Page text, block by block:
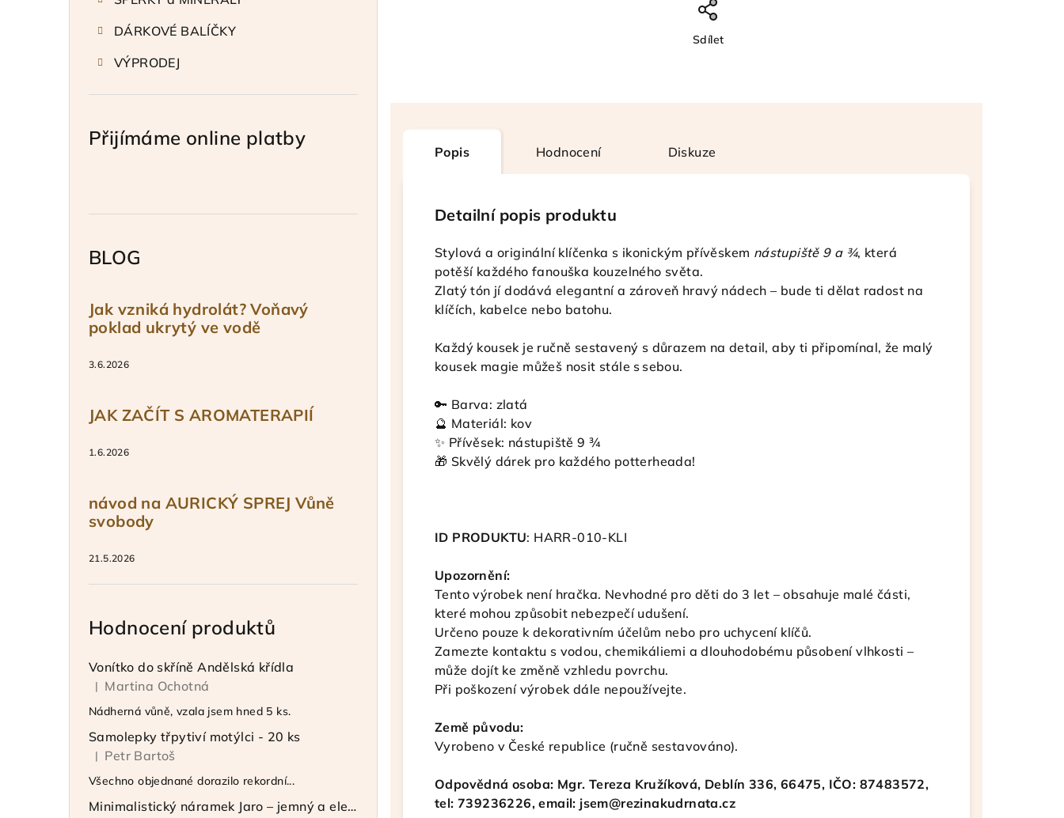
DÁRKOVÉ BALÍČKY
VÝPRODEJ
Přijímáme online platby
BLOG
Jak vzniká hydrolát? Voňavý
poklad ukrytý ve vodě
3.6.2026
JAK ZAČÍT S AROMATERAPIÍ
1.6.2026
návod na AURICKÝ SPREJ Vůně
svobody
21.5.2026
Hodnocení produktů
Vonítko do skříně Andělská křídla
Hodnocení produktu je 5 z 5 hvězdiček.
| Martina Ochotná
Nádherná vůně, vzala jsem hned 5 ks.
Samolepky třpytiví motýlci - 20 ks
Hodnocení produktu je 5 z 5 hvězdiček.
| Petr Bartoš
Všechno objednané dorazilo rekordní...
Minimalistický náramek Jaro – jemný a elegantní
Sdílet
Popis Hodnocení Diskuze
Detailní popis produktu
Stylová a originální klíčenka s ikonickým přívěskem nástupiště 9 a ¾, která
potěší každého fanouška kouzelného světa.
Zlatý tón jí dodává elegantní a zároveň hravý nádech – bude ti dělat radost na
klíčích, kabelce nebo batohu.
Každý kousek je ručně sestavený s důrazem na detail, aby ti připomínal, že malý
kousek magie můžeš nosit stále s sebou.
🔑 Barva: zlatá
🔮 Materiál: kov
✨ Přívěsek: nástupiště 9 ¾
🎁 Skvělý dárek pro každého potterheada!
ID PRODUKTU: HARR-010-KLI
Upozornění:
Tento výrobek není hračka. Nevhodné pro děti do 3 let – obsahuje malé části,
které mohou způsobit nebezpečí udušení.
Určeno pouze k dekorativním účelům nebo pro uchycení klíčů.
Zamezte kontaktu s vodou, chemikáliemi a dlouhodobému působení vlhkosti –
může dojít ke změně vzhledu povrchu.
Při poškození výrobek dále nepoužívejte.
Země původu:
Vyrobeno v České republice (ručně sestavováno).
Odpovědná osoba: Mgr. Tereza Kružíková, Deblín 336, 66475, IČO: 87483572,
tel: 739236226, email: jsem@rezinakudrnata.cz